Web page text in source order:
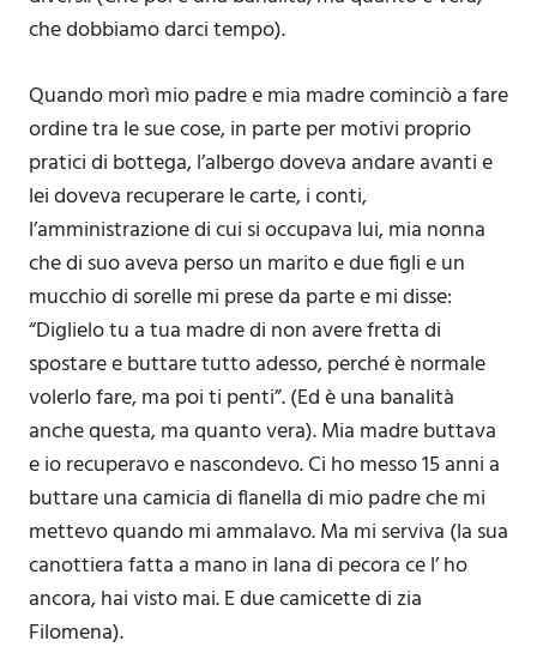
che dobbiamo darci tempo).
Quando morì mio padre e mia madre cominciò a fare
ordine tra le sue cose, in parte per motivi proprio
pratici di bottega, l’albergo doveva andare avanti e
lei doveva recuperare le carte, i conti,
l’amministrazione di cui si occupava lui, mia nonna
che di suo aveva perso un marito e due figli e un
mucchio di sorelle mi prese da parte e mi disse:
“Diglielo tu a tua madre di non avere fretta di
spostare e buttare tutto adesso, perché è normale
volerlo fare, ma poi ti penti”. (Ed è una banalità
anche questa, ma quanto vera). Mia madre buttava
e io recuperavo e nascondevo. Ci ho messo 15 anni a
buttare una camicia di flanella di mio padre che mi
mettevo quando mi ammalavo. Ma mi serviva (la sua
canottiera fatta a mano in lana di pecora ce l’ ho
ancora, hai visto mai. E due camicette di zia
Filomena).